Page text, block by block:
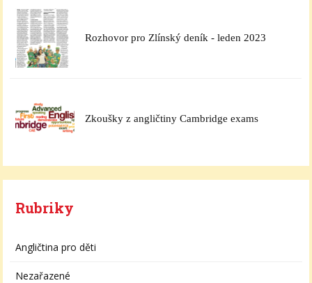
Rozhovor pro Zlínský deník - leden 2023
Zkoušky z angličtiny Cambridge exams
Rubriky
Angličtina pro děti
Nezařazené